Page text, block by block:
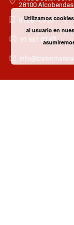
28100
91 661 07 67
91 661 07 67
Utilizamos
al usuario en